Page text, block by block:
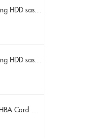
13995 Ổ cứng HDD sas IBM 300gb 10k 2.5" 6G fru 44W2265 opt 44W2264 pn 44W2268 ST9300503SS
11385 Ổ cứng HDD sas HP 600gb 10k 2.5" sp 653957-001 pn 619286-003 pn 641552-003 pn 689287-003 652583-B21